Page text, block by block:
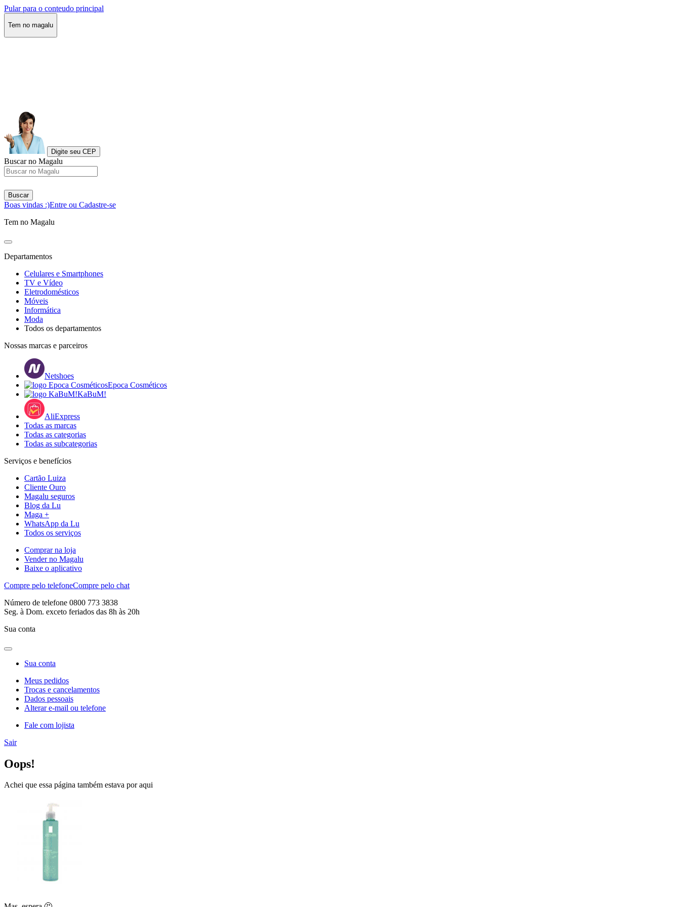
Pular para o conteudo principal
Tem no magalu
Digite seu CEP
Buscar no Magalu
Buscar
Boas vindas :)Entre ou Cadastre-se
Tem no Magalu
Departamentos
Celulares e Smartphones
TV e Vídeo
Eletrodomésticos
Móveis
Informática
Moda
Todos os departamentos
Nossas marcas e parceiros
Netshoes
Epoca Cosméticos
KaBuM!
AliExpress
Todas as marcas
Todas as categorias
Todas as subcategorias
Serviços e benefícios
Cartão Luiza
Cliente Ouro
Magalu seguros
Blog da Lu
Maga +
WhatsApp da Lu
Todos os serviços
Comprar na loja
Vender no Magalu
Baixe o aplicativo
Compre pelo telefoneCompre pelo chat
Número de telefone 0800 773 3838
Seg. à Dom. exceto feriados das 8h às 20h
Sua conta
Sua conta
Meus pedidos
Trocas e cancelamentos
Dados pessoais
Alterar e-mail ou telefone
Fale com lojista
Sair
Oops!
Achei que essa página também estava por aqui